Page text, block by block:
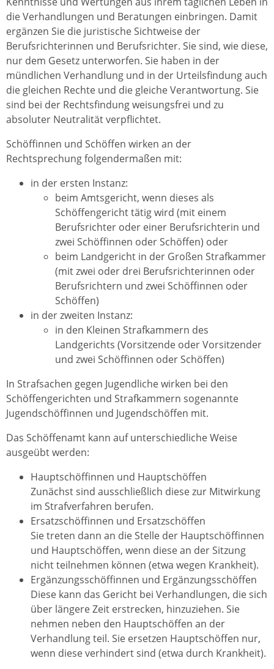
die Verhandlungen und Beratungen einbringen. Damit
ergänzen Sie die juristische Sichtweise der
Berufsrichterinnen und Berufsrichter. Sie sind, wie diese,
nur dem Gesetz unterworfen. Sie haben in der
mündlichen Verhandlung und in der Urteilsfindung auch
die gleichen Rechte und die gleiche Verantwortung. Sie
sind bei der Rechtsfindung weisungsfrei und zu
absoluter Neutralität verpflichtet.
Schöffinnen und Schöffen wirken an der
Rechtsprechung folgendermaßen mit:
in der ersten Instanz:
beim Amtsgericht, wenn dieses als
Schöffengericht tätig wird (mit einem
Berufsrichter oder einer Berufsrichterin und
zwei Schöffinnen oder Schöffen) oder
beim Landgericht in der Großen Strafkammer
(mit zwei oder drei Berufsrichterinnen oder
Berufsrichtern und zwei Schöffinnen oder
Schöffen)
in der zweiten Instanz:
in den Kleinen Strafkammern des
Landgerichts (Vorsitzende oder Vorsitzender
und zwei Schöffinnen oder Schöffen)
In Strafsachen gegen Jugendliche wirken bei den
Schöffengerichten und Strafkammern sogenannte
Jugendschöffinnen und Jugendschöffen mit.
Das Schöffenamt kann auf unterschiedliche Weise
ausgeübt werden:
Hauptschöffinnen und Hauptschöffen
Zunächst sind ausschließlich diese zur Mitwirkung
im Strafverfahren berufen.
Ersatzschöffinnen und Ersatzschöffen
Sie treten dann an die Stelle der Hauptschöffinnen
und Hauptschöffen, wenn diese an der Sitzung
nicht teilnehmen können (etwa wegen Krankheit).
Ergänzungsschöffinnen und Ergänzungsschöffen
Diese kann das Gericht bei Verhandlungen, die sich
über längere Zeit erstrecken, hinzuziehen. Sie
nehmen neben den Hauptschöffen an der
Verhandlung teil. Sie ersetzen Hauptschöffen nur,
wenn diese verhindert sind (etwa durch Krankheit).